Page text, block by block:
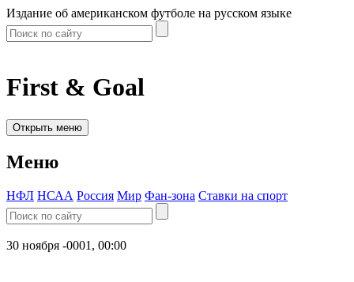
Издание об американском футболе на русском языке
First & Goal
Открыть меню
Меню
НФЛ НСАА Россия Мир Фан-зона Ставки на спорт
30 ноября -0001, 00:00